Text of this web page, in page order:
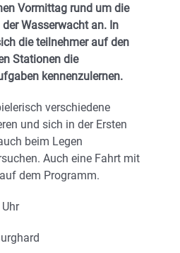
Vormittag rund um die
Wasserwacht an. In
die teilnehmer auf den
Stationen die
kennenzulernen.
verschiedene
und sich in der Ersten
beim Legen
Auch eine Fahrt mit
dem Programm.